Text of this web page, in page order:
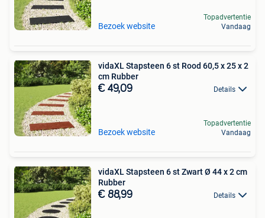
Bezoek website
Topadvertentie
Vandaag
vidaXL Stapsteen 6 st Rood 60,5 x 25 x 2
cm Rubber
€ 49,09 Details
Bezoek website
Topadvertentie
Vandaag
vidaXL Stapsteen 6 st Zwart Ø 44 x 2 cm
Rubber
€ 88,99 Details